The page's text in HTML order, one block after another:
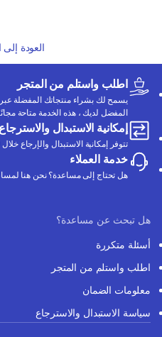
العودة إلى
اطلب واستلم من المتجر
يسمح لك بشراء منتجاتك المفضلة عبر
المفضل لديك ، هذه الخدمة متاحة
إمكانية الاستبدال والاسترجاع
تتوفر إمكانية الاستبدال والإرجاع خلال 60 يوم
خدمة العملاء
هل تحتاج إلى مساعدة؟ نحن هنا
هل تبحث عن مساعدة؟
أسئلة متكررة
اطلب واستلم من المتجر
معلومات الضمان
سياسة الاستبدال والاسترجاع